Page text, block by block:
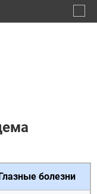
болезни